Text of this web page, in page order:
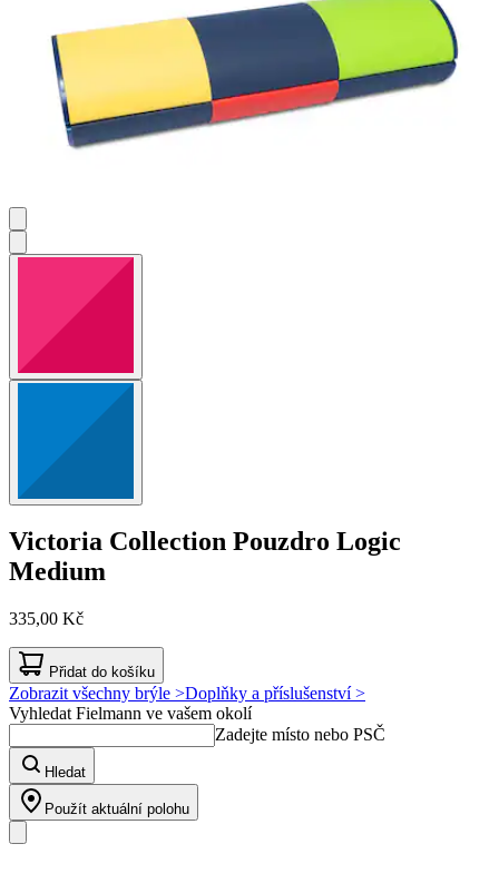
Victoria Collection Pouzdro Logic
Medium
335,00 Kč
Přidat do košíku
Zobrazit všechny brýle >Doplňky a příslušenství >
Vyhledat Fielmann ve vašem okolí
Zadejte místo nebo PSČ
Hledat
Použít aktuální polohu